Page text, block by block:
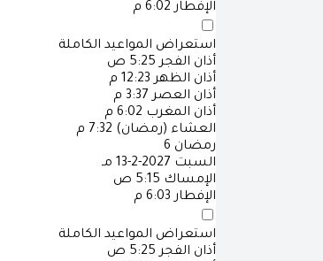
الإفطار 6:02 م
استعراض المواعيد الكاملة
أذان الفجر 5:25 ص
أذان الظهر 12:23 م
أذان العصر 3:37 م
أذان المغرب 6:02 م
العشاء (رمضان) 7:32 م
رمضان 6
السبت 2027-2-13 مـ
الإمساك 5:15 ص
الإفطار 6:03 م
استعراض المواعيد الكاملة
أذان الفجر 5:25 ص